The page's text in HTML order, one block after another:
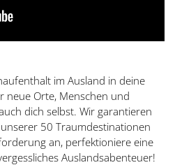
im Ausland in deine
neue Orte, Menschen und
dich selbst. Wir garantieren
50 Traumdestinationen
an, perfektioniere eine
Auslandsabenteuer!